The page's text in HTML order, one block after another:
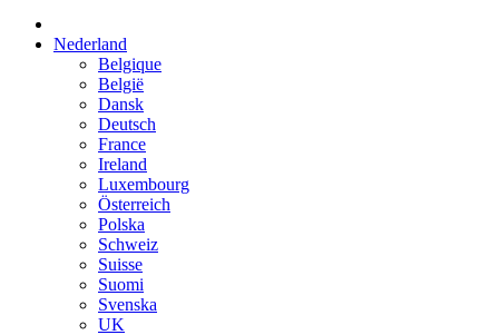
Nederland
Belgique
België
Dansk
Deutsch
France
Ireland
Luxembourg
Österreich
Polska
Schweiz
Suisse
Suomi
Svenska
UK